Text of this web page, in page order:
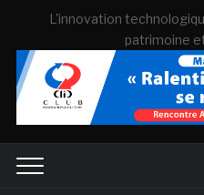
L'innovation
patrimoine